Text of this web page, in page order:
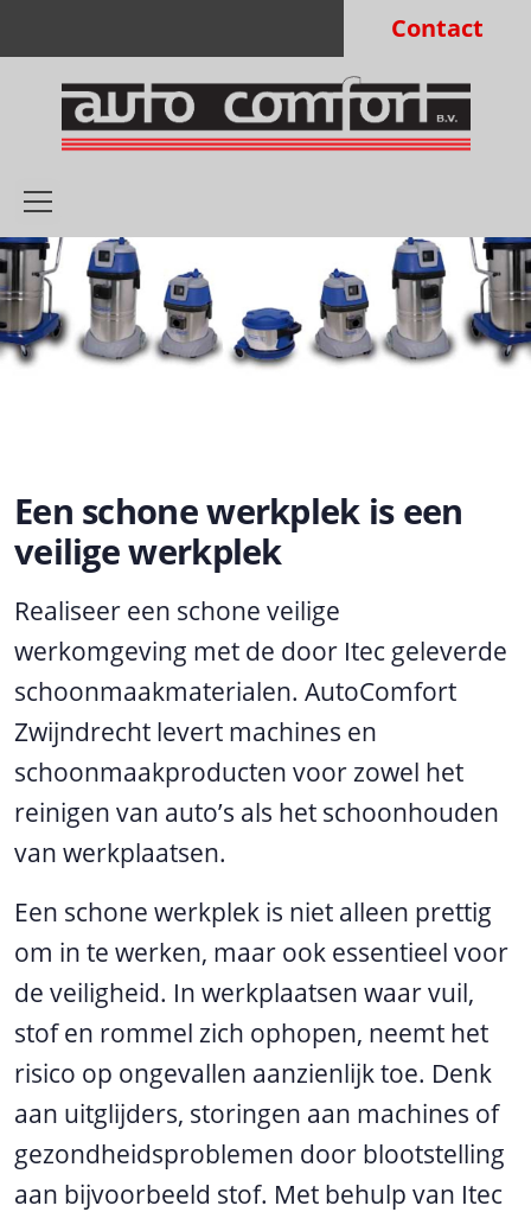
Contact
Een schone werkplek is een
veilige werkplek
Realiseer een schone veilige
werkomgeving met de door Itec geleverde
schoonmaakmaterialen. AutoComfort
Zwijndrecht levert machines en
schoonmaakproducten voor zowel het
reinigen van auto’s als het schoonhouden
van werkplaatsen.
Een schone werkplek is niet alleen prettig
om in te werken, maar ook essentieel voor
de veiligheid. In werkplaatsen waar vuil,
stof en rommel zich ophopen, neemt het
risico op ongevallen aanzienlijk toe. Denk
aan uitglijders, storingen aan machines of
gezondheidsproblemen door blootstelling
aan bijvoorbeeld stof. Met behulp van Itec